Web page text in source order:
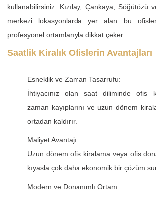
kullanabilirsiniz. Kızılay, Çankaya, Söğütözü
merkezi lokasyonlarda yer alan bu
profesyonel ortamlarıyla dikkat çeker.
Saatlik Kiralık Ofislerin Avantajları
Esneklik ve Zaman Tasarrufu:
İhtiyacınız olan saat diliminde ofis
zaman kayıplarını ve uzun dönem
ortadan kaldırır.
Maliyet Avantajı:
Uzun dönem ofis kiralama veya ofis
kıyasla çok daha ekonomik bir çözüm
Modern ve Donanımlı Ortam: